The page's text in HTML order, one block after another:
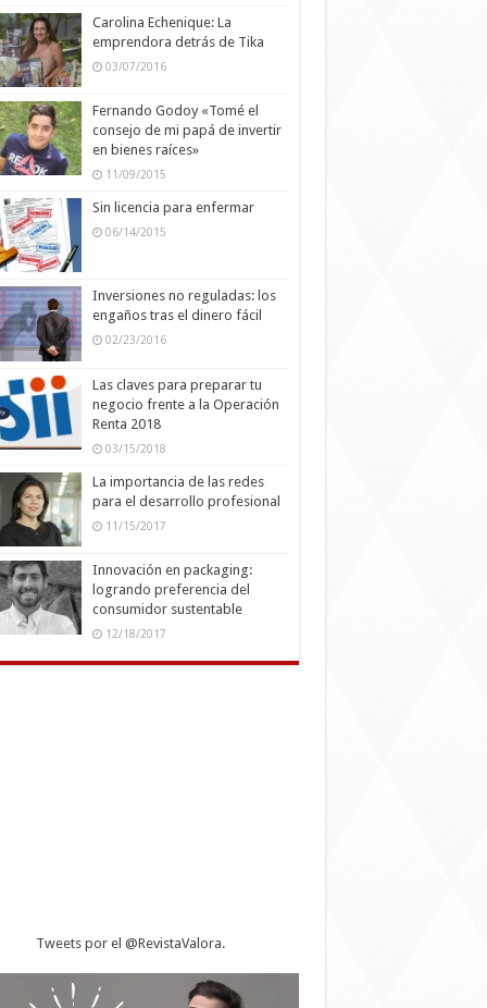
Carolina Echenique: La
emprendora detrás de Tika
03/07/2016
Fernando Godoy «Tomé el
consejo de mi papá de invertir
en bienes raíces»
11/09/2015
Sin licencia para enfermar
06/14/2015
Inversiones no reguladas: los
engaños tras el dinero fácil
02/23/2016
Las claves para preparar tu
negocio frente a la Operación
Renta 2018
03/15/2018
La importancia de las redes
para el desarrollo profesional
11/15/2017
Innovación en packaging:
logrando preferencia del
consumidor sustentable
12/18/2017
Tweets por el @RevistaValora.